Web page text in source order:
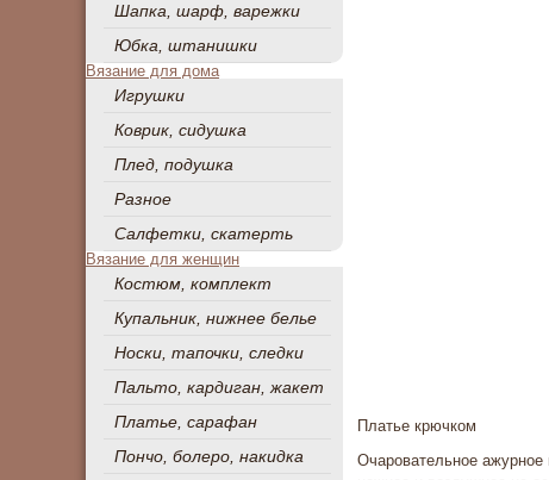
Шапка, шарф, варежки
Юбка, штанишки
Вязание для дома
Игрушки
Коврик, сидушка
Плед, подушка
Разное
Салфетки, скатерть
Вязание для женщин
Костюм, комплект
Купальник, нижнее белье
Носки, тапочки, следки
Пальто, кардиган, жакет
Платье, сарафан
Пончо, болеро, накидка
Платье крючком
Очаровательное ажурное